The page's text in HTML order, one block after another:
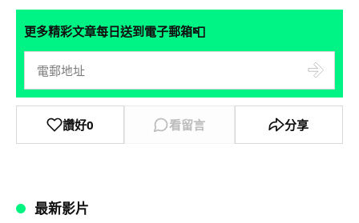
更多精彩文章每日送到電子郵箱📮
讚好0 看留言 分享
最新影片